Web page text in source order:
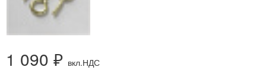
1 090 ₽ вкл.НДС